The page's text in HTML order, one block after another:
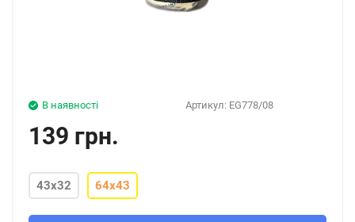
Артикул: EG778/08
В наявності
139 грн.
43x32 64x43